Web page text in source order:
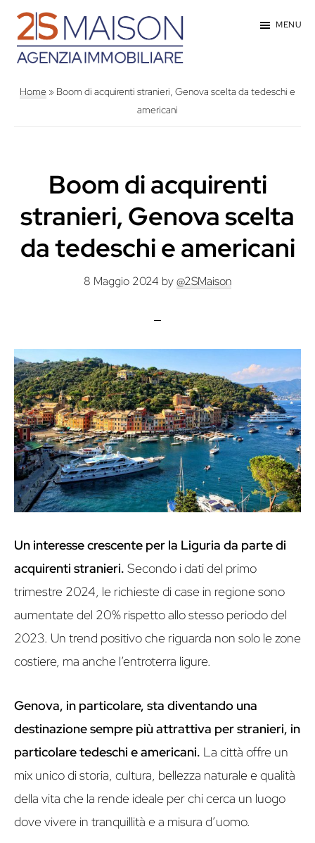
Passa
contenuto
-
MENU
Home » Boom di acquirenti stranieri, Genova scelta da tedeschi e
americani
Boom di acquirenti
stranieri, Genova scelta
da tedeschi e americani
8 Maggio 2024 by@2SMaison
Un interesse crescente per la Liguria da parte di
acquirenti stranieri. Secondo i dati del primo
trimestre 2024, le richieste di case in regione sono
aumentate del 20% rispetto allo stesso periodo del
2023. Un trend positivo che riguarda non solo le zone
costiere, ma anche l’entroterra ligure.
Genova, in particolare, sta diventando una
destinazione sempre più attrattiva per stranieri, in
particolare tedeschi e americani. La città offre un
mix unico di storia, cultura, bellezza naturale e qualità
della vita che la rende ideale per chi cerca un luogo
dove vivere in tranquillità e a misura d’uomo.